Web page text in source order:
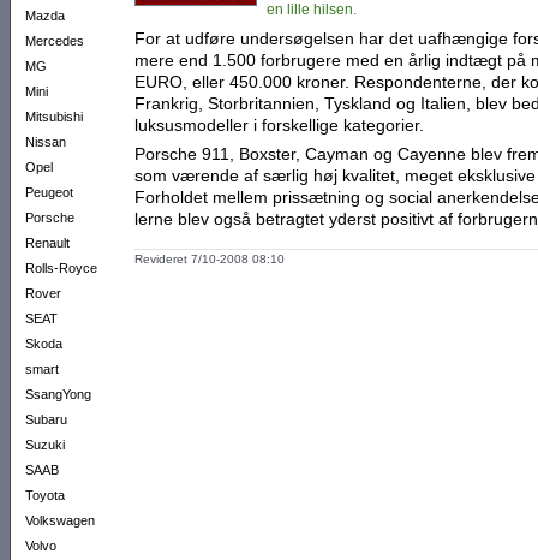
Mazda
Mercedes
MG
Mini
Mitsubishi
Nissan
Opel
Peugeot
Porsche
Renault
Rolls-Royce
Rover
SEAT
Skoda
smart
SsangYong
Subaru
Suzuki
SAAB
Toyota
Volkswagen
Volvo
en lille hilsen.
For at udføre undersøgelsen har det uafhængige
mere end 1.500 forbrugere med en årlig indtægt på
EURO, eller 450.000 kroner. Respondenterne, der
Frankrig, Storbritannien, Tyskland og Italien, blev
luksus­mo­deller i forskellige kategorier.
Porsche 911, Boxster, Cayman og Cayenne blev
som værende af særlig høj kvalitet, meget
Forholdet mellem prissætning og social
lerne blev også betragtet yderst positivt af
Revideret 7/10-2008 08:10